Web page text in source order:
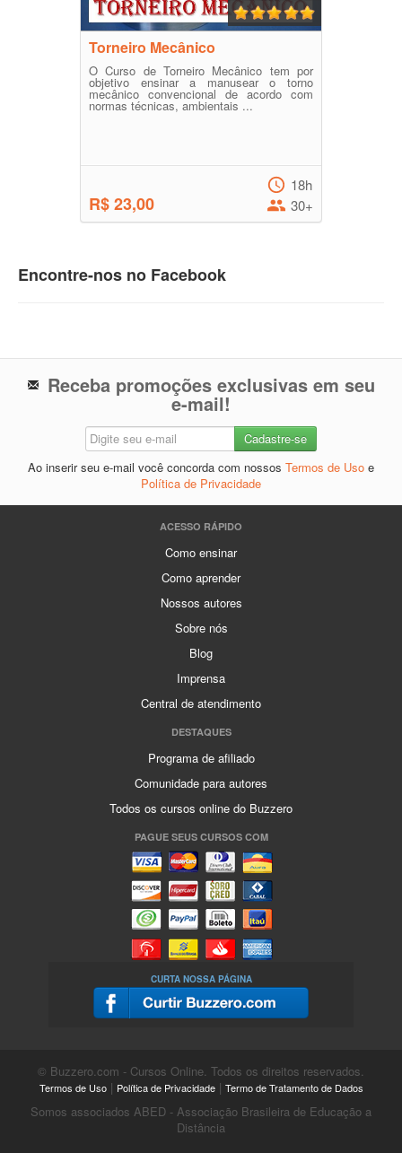
Torneiro Mecânico
O Curso de Torneiro Mecânico tem por
objetivo ensinar a manusear o torno
mecânico convencional de acordo com
normas técnicas, ambientais ...
R$ 23,00
18h
30+
Encontre-nos no Facebook
Receba promoções exclusivas em seu
e-mail!
Ao inserir seu e-mail você concorda com nossos Termos de Uso e
Política de Privacidade
ACESSO RÁPIDO
Como ensinar
Como aprender
Nossos autores
Sobre nós
Blog
Imprensa
Central de atendimento
DESTAQUES
Programa de afiliado
Comunidade para autores
Todos os cursos online do Buzzero
PAGUE SEUS CURSOS COM
CURTA NOSSA PÁGINA
© Buzzero.com - Cursos Online. Todos os direitos reservados.
Termos de Uso| Política de Privacidade| Termo de Tratamento de Dados
Somos associados ABED - Associação Brasileira de Educação a
Distância